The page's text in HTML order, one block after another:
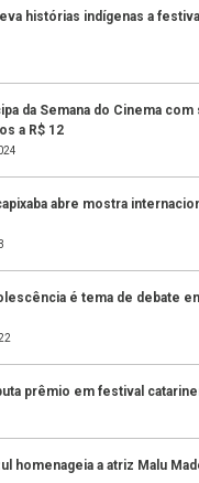
histórias indígenas a
da Semana do Cinema
a R$ 12
abre mostra
é tema de debate
prêmio em festival
homenageia a atriz Malu